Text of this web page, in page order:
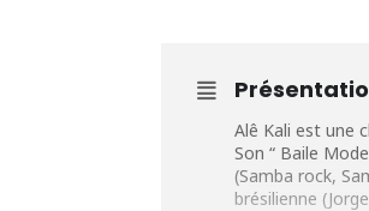
Alê Kali est une
Son “ Baile
(Samba rock,
brésilienne